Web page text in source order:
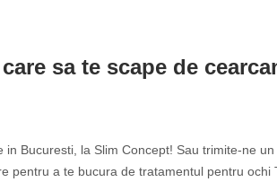
sa te scape de
Bucuresti, la Slim Concept! Sau trimite-ne
a te bucura de tratamentul pentru ochi